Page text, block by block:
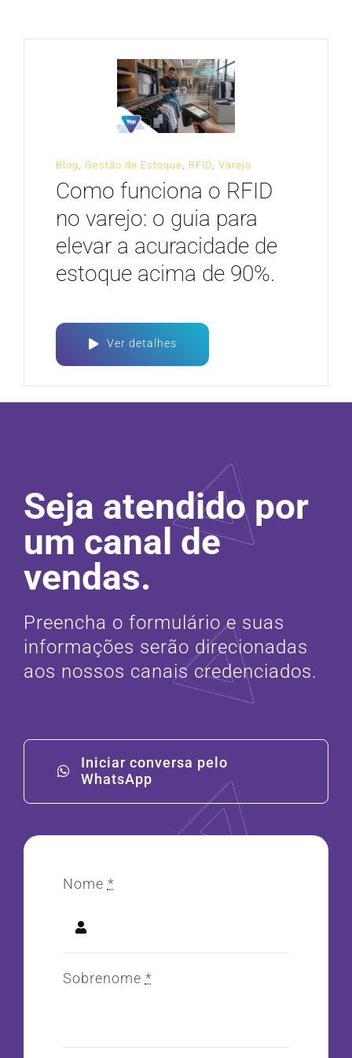
Blog, Gestão de Estoque, RFID, Varejo
Como funciona o RFID
no varejo: o guia para
elevar a acuracidade de
estoque acima de 90%.
Ver detalhes
Seja atendido por
um canal de
vendas.
Preencha o formulário e suas
informações serão direcionadas
aos nossos canais credenciados.
Iniciar conversa pelo
WhatsApp
Nome *
Sobrenome *